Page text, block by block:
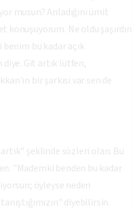
musun? Anladığını ümit
konuşuyorum. Ne oldu şaşırdın
benim bu kadar açık
diye. Git artık lütfen,
bir şarkısı var sen de
şeklinde sözleri olan. Bu
"Mademki benden bu kadar
öyleyse neden
diyebilirsin.